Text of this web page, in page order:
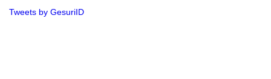
Tweets by GesuriID